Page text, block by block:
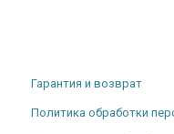
Гарантия и возврат
Политика обработки